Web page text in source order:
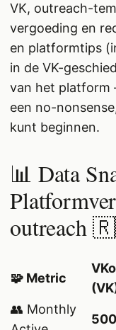
VK, outreach-
vergoeding en
en platformtips
in de VK-
van het platform
een no-
kunt beginnen.
📊 Data
🧩 Metric
👥 Monthly